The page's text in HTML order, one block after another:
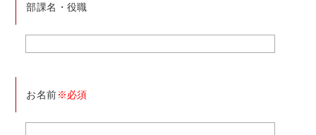
部課名・役職
お名前※必須